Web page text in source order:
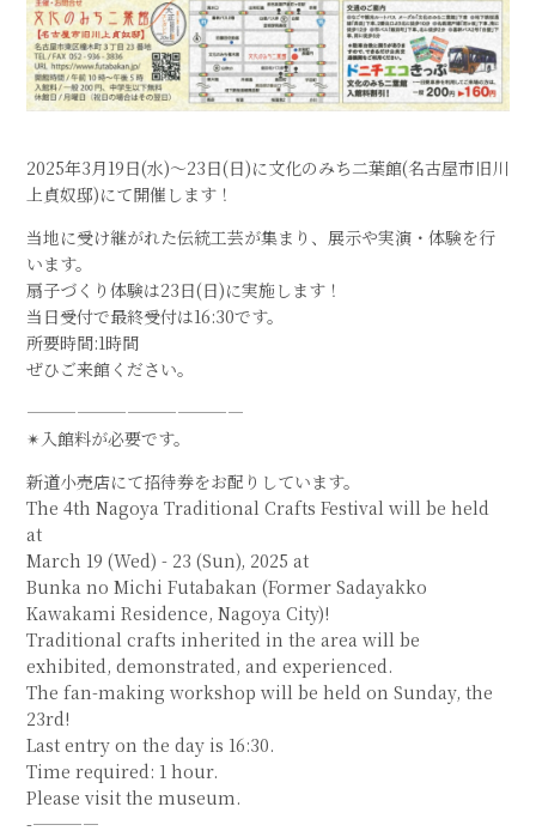
2025年3月19日(水)〜23日(日)に文化のみち二葉館(名古屋市旧川
上貞奴邸)にて開催します！
当地に受け継がれた伝統工芸が集まり、展示や実演・体験を行
います。
扇子づくり体験は23日(日)に実施します！
当日受付で最終受付は16:30です。
所要時間:1時間
ぜひご来館ください。
—————————————
✴︎入館料が必要です。
新道小売店にて招待券をお配りしています。
The 4th Nagoya Traditional Crafts Festival will be held
at
March 19 (Wed) - 23 (Sun), 2025 at
Bunka no Michi Futabakan (Former Sadayakko
Kawakami Residence, Nagoya City)!
Traditional crafts inherited in the area will be
exhibited, demonstrated, and experienced.
The fan-making workshop will be held on Sunday, the
23rd!
Last entry on the day is 16:30.
Time required: 1 hour.
Please visit the museum.
-————